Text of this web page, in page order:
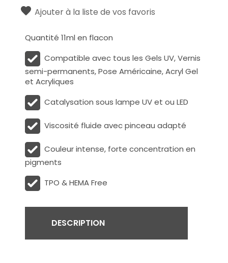
Ajouter à la liste de vos favoris
Quantité 11ml en flacon
Compatible avec tous les Gels UV, Vernis
semi-permanents, Pose Américaine, Acryl Gel
et Acryliques
Catalysation sous lampe UV et ou LED
Viscosité fluide avec pinceau adapté
Couleur intense, forte concentration en
pigments
TPO & HEMA Free
DESCRIPTION